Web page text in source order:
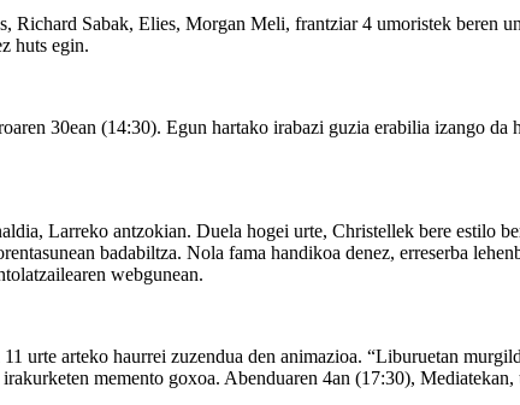
Sabak, Elies, Morgan Meli, frantziar 4 umoristek beren
huts egin.
30ean (14:30). Egun hartako irabazi guzia erabilia izango da
Larreko antzokian. Duela hogei urte, Christellek bere estilo
badabiltza. Nola fama handikoa denez, erreserba
webgunean.
urte arteko haurrei zuzendua den animazioa. “Liburuetan
memento goxoa. Abenduaren 4an (17:30),